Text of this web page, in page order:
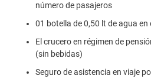
número de pasajeros
01 botella de 0,50 lt de agua en
El crucero en régimen de
(sin bebidas)
Seguro de asistencia en viaje